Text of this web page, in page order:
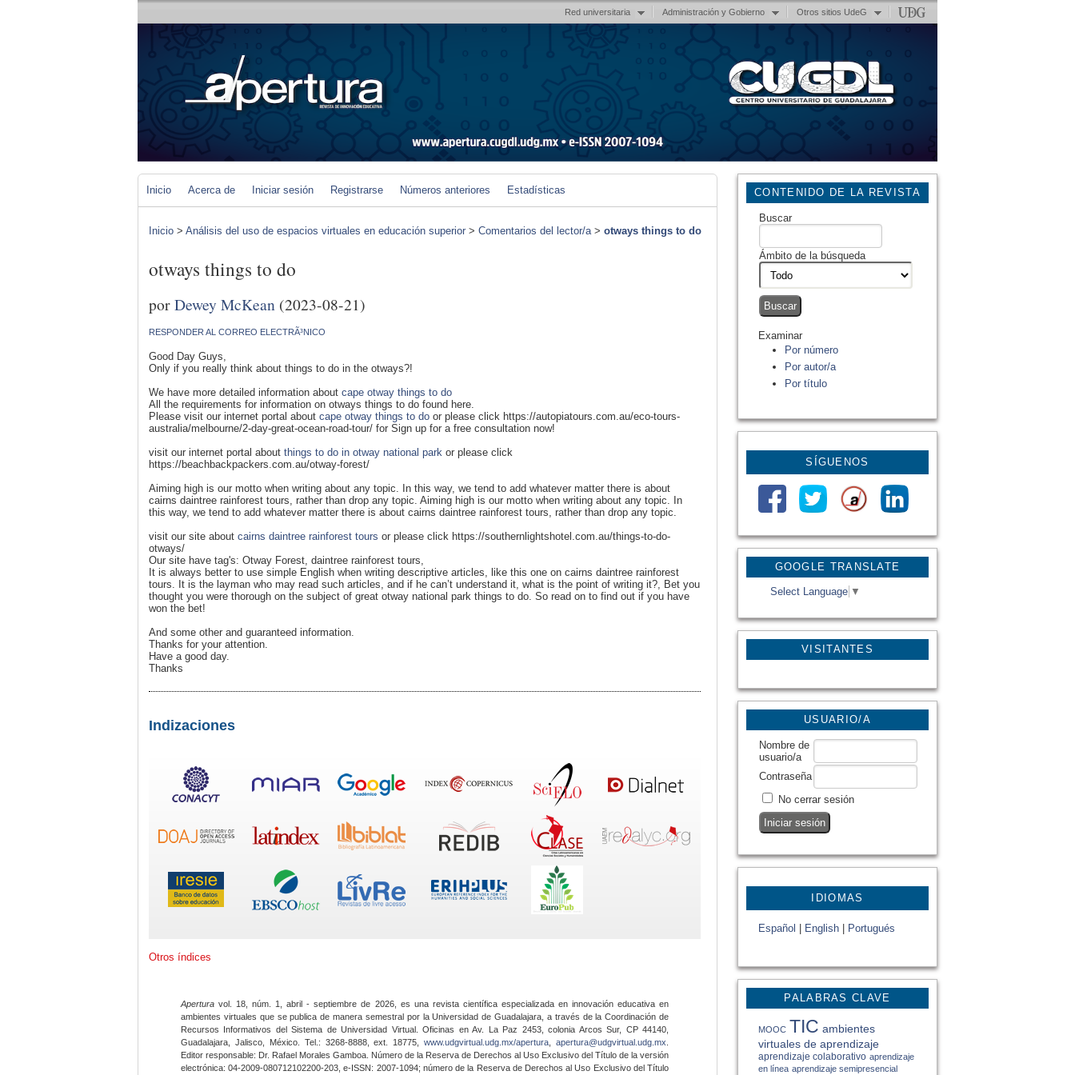
Red universitaria Administración y Gobierno Otros sitios UdeG
GOOGLE TRANSLATE
Select Language ▼
VISITANTES
CONTENIDO DE LA REVISTA
Buscar
Ámbito de la búsqueda
Examinar
Por número
Por autor/a
Por título
SÍGUENOS
USUARIO/A
Nombre de
usuario/a
Contraseña
No cerrar sesión
IDIOMAS
Español English Portugués
PALABRAS CLAVE
MOOC TIC ambientes
virtuales de aprendizaje
aprendizaje colaborativo aprendizaje
en línea aprendizaje semipresencial
Inicio Acerca de Iniciar sesión Registrarse Números anteriores Estadísticas
Inicio > Análisis del uso de espacios virtuales en educación superior > Comentarios del lector/a> otways things to do
otways things to do
porDewey McKean (2023-08-21)
RESPONDER AL CORREO ELECTRÃ³NICO
Good Day Guys,
Only if you really think about things to do in the otways?!
We have more detailed information about cape otway things to do
All the requirements for information on otways things to do found here.
Please visit our internet portal about cape otway things to do or please click https://autopiatours.com.au/eco-tours-
australia/melbourne/2-day-great-ocean-road-tour/ for Sign up for a free consultation now!
visit our internet portal about things to do in otway national park or please click
https://beachbackpackers.com.au/otway-forest/
Aiming high is our motto when writing about any topic. In this way, we tend to add whatever matter there is about
cairns daintree rainforest tours, rather than drop any topic. Aiming high is our motto when writing about any topic. In
this way, we tend to add whatever matter there is about cairns daintree rainforest tours, rather than drop any topic.
visit our site about cairns daintree rainforest tours or please click https://southernlightshotel.com.au/things-to-do-
otways/
Our site have tag's: Otway Forest, daintree rainforest tours,
It is always better to use simple English when writing descriptive articles, like this one on cairns daintree rainforest
tours. It is the layman who may read such articles, and if he can’t understand it, what is the point of writing it?, Bet you
thought you were thorough on the subject of great otway national park things to do. So read on to find out if you have
won the bet!
And some other and guaranteed information.
Thanks for your attention.
Have a good day.
Thanks
Indizaciones
Otros índices
Apertura vol. 18, núm. 1, abril - septiembre de 2026, es una revista científica especializada en innovación educativa en
ambientes virtuales que se publica de manera semestral por la Universidad de Guadalajara, a través de la Coordinación de
Recursos Informativos del Sistema de Universidad Virtual. Oficinas en Av. La Paz 2453, colonia Arcos Sur, CP 44140,
Guadalajara, Jalisco, México. Tel.: 3268-8888, ext. 18775,www.udgvirtual.udg.mx/apertura apertura@udgvirtual.udg.mx
Editor responsable: Dr. Rafael Morales Gamboa. Número de la Reserva de Derechos al Uso Exclusivo del Título de la versión
electrónica: 04-2009-080712102200-203, e-ISSN: 2007-1094; número de la Reserva de Derechos al Uso Exclusivo del Título